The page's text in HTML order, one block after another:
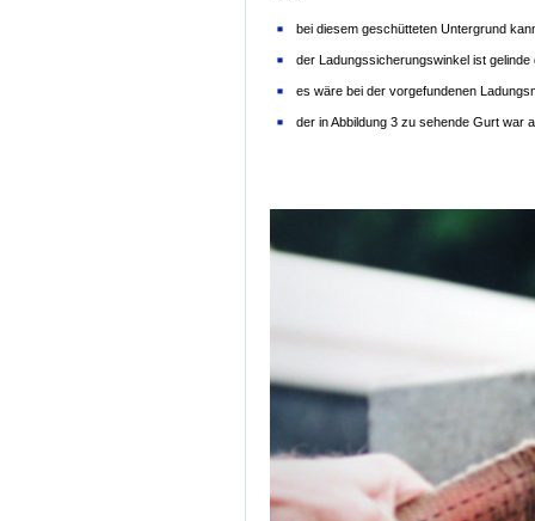
bei diesem geschütteten Untergrund
der Ladungssicherungswinkel ist
es wäre bei der vorgefundenen
der in Abbildung 3 zu sehende Gurt war